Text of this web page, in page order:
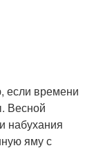
если времени
Весной
набухания
яму с